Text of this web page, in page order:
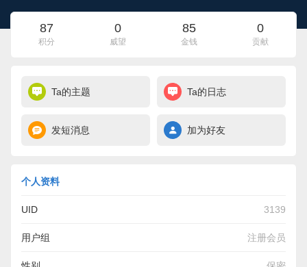
87
积分
0
威望
85
金钱
0
贡献
Ta的主题 Ta的日志
发短消息 加为好友
个人资料
UID 3139
用户组 注册会员